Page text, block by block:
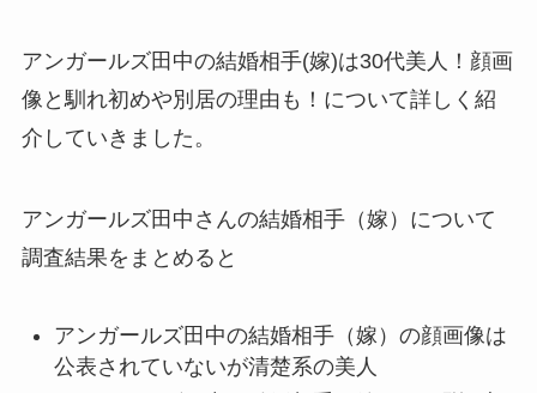
アンガールズ田中の結婚相手(嫁)は30代美人！顔画
像と馴れ初めや別居の理由も！について詳しく紹
介していきました。
アンガールズ田中さんの結婚相手（嫁）について
調査結果をまとめると
アンガールズ田中の結婚相手（嫁）の顔画像は
公表されていないが清楚系の美人